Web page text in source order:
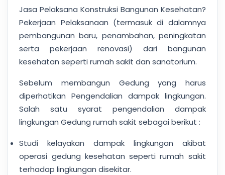
Jasa Pelaksana Konstruksi Bangunan Kesehatan?
Pekerjaan Pelaksanaan (termasuk di dalamnya
pembangunan baru, penambahan, peningkatan
serta pekerjaan renovasi) dari bangunan
kesehatan seperti rumah sakit dan sanatorium.
Sebelum membangun Gedung yang harus
diperhatikan Pengendalian dampak lingkungan.
Salah satu syarat pengendalian dampak
lingkungan Gedung rumah sakit sebagai berikut :
Studi kelayakan dampak lingkungan akibat
operasi gedung kesehatan seperti rumah sakit
terhadap lingkungan disekitar.